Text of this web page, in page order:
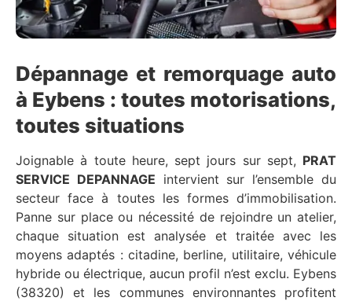
Dépannage et remorquage auto
à Eybens : toutes motorisations,
toutes situations
Joignable à toute heure, sept jours sur sept, PRAT
SERVICE DEPANNAGE intervient sur l’ensemble du
secteur face à toutes les formes d’immobilisation.
Panne sur place ou nécessité de rejoindre un atelier,
chaque situation est analysée et traitée avec les
moyens adaptés : citadine, berline, utilitaire, véhicule
hybride ou électrique, aucun profil n’est exclu. Eybens
(38320) et les communes environnantes profitent